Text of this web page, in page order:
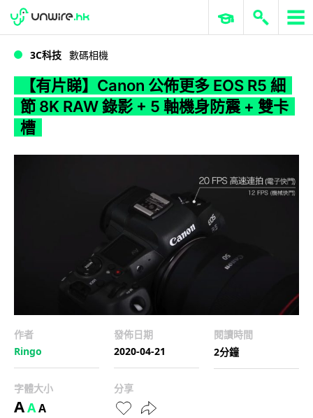
WWDC 2026 ERP 與商業 AI
3C科技 數碼相機
【有片睇】Canon 公佈更多 EOS R5 細
節 8K RAW 錄影 + 5 軸機身防震 + 雙卡
槽
作者
Ringo
發佈日期
2020-04-21
閱讀時間
2分鐘
字體大小
AAA
分享